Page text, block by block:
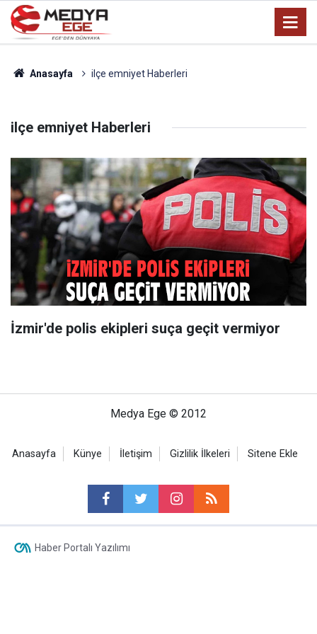
Anasayfa ilçe emniyet Haberleri
ilçe emniyet Haberleri
İzmir'de polis ekipleri suça geçit vermiyor
Medya Ege © 2012
Anasayfa Künye İletişim Gizlilik İlkeleri Sitene Ekle
Haber Portalı Yazılımı